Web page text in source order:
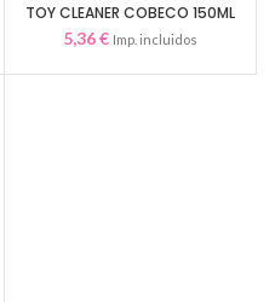
TOY CLEANER COBECO 150ML
5,36€ Imp. incluidos